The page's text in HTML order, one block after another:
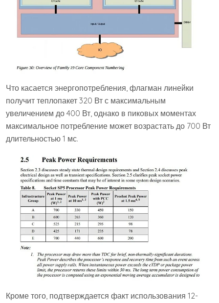
Что касается энергопотребления, флагман линейки
получит теплопакет 320 Вт с максимальным
увеличением до 400 Вт, однако в пиковых моментах
максимальное потребление может возрастать до 700 Вт
длительностью 1 мс.
Кроме того, подтверждается факт использования 12-